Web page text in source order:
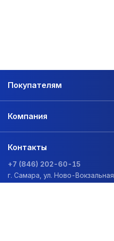
Покупателям
Компания
Контакты
+7 (846) 202-60-15
г. Самара, ул. Ново-